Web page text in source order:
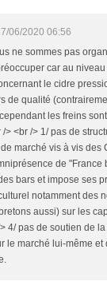
06/2020 06:56
ne sommes pas
car au
le cidre
de qualité
les freins
/> <br /> 1/ pas de
marché vis à vis des
de "France
bars et impose ses
notamment des
aussi) sur les
4/ pas de soutien de
le marché lui-même et